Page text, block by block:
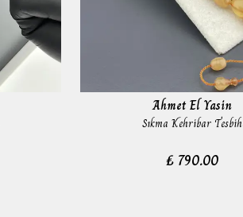
Ahmet El Yasin
Sıkma Kehribar Tesbih
₺ 790.00